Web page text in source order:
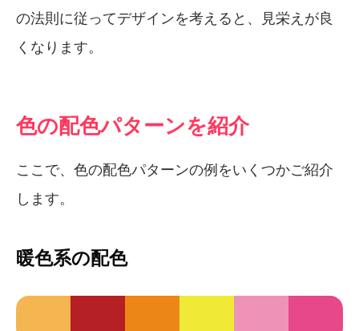
の法則に従ってデザインを考えると、見栄えが良
くなります。
色の配色パターンを紹介
ここで、色の配色パターンの例をいくつかご紹介
します。
暖色系の配色